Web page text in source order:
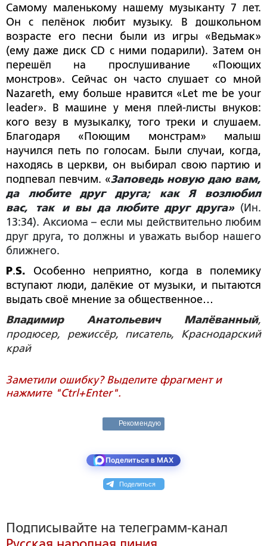
Самому маленькому нашему музыканту 7 лет.
Он с пелёнок любит музыку. В дошкольном
возрасте его песни были из игры «Ведьмак»
(ему даже диск CD с ними подарили). Затем он
перешёл на прослушивание «Поющих
монстров». Сейчас он часто слушает со мной
Nazareth, ему больше нравится « Let me be your
leader». В машине у меня плей-листы внуков:
кого везу в музыкалку, того треки и слушаем.
Благодаря «Поющим монстрам» малыш
научился петь по голосам. Были случаи, когда,
находясь в церкви, он выбирал свою партию и
подпевал певчим. «Заповедь новую даю вам,
да любите друг друга; как Я возлюбил
вас, таки вы да любите друг друга» (Ин.
13:34). Аксиома – если мы действительно любим
друг друга, то должны и уважать выбор нашего
ближнего.
P.S. Особенно неприятно, когда в полемику
вступают люди, далёкие от музыки, и пытаются
выдать своё мнение за общественное…
Владимир Анатольевич Малёванный,
продюсер, режиссёр, писатель, Краснодарский
край
Заметили ошибку? Выделите фрагмент и
нажмите "Ctrl+Enter".
Рекомендую
Поделиться в MAX
Поделиться
Подписывайте на телеграмм-канал